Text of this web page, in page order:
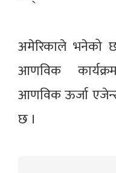
अमेरिकाले भनेको
आणविक
आणविक ऊर्जा
छ ।